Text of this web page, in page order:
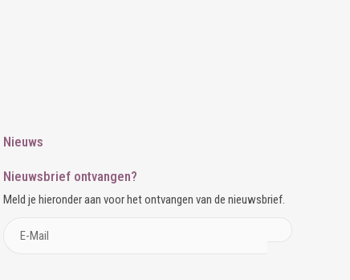
Nieuws
Nieuwsbrief ontvangen?
Meld je hieronder aan voor het ontvangen van de nieuwsbrief.